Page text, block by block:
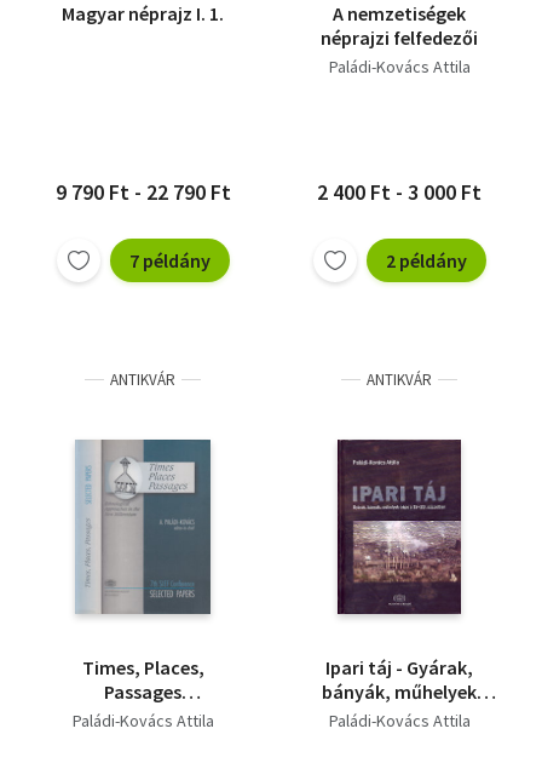
Magyar néprajz I. 1.
9 790 Ft - 22 790 Ft
7 példány
A nemzetiségek
néprajzi felfedezői
Paládi-Kovács Attila
2 400 Ft - 3 000 Ft
2 példány
ANTIKVÁR
Times, Places,
Passages
(Ethnological
Paládi-Kovács Attila
ANTIKVÁR
Ipari táj - Gyárak,
bányák, műhelyek
népe a 19-20.
Paládi-Kovács Attila